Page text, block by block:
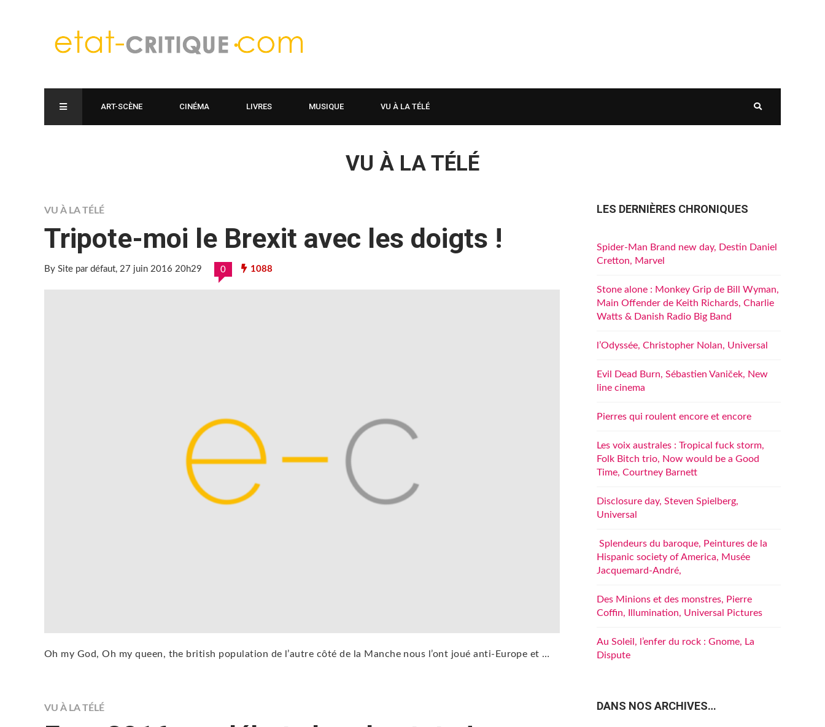
ART-SCÈNE CINÉMA LIVRES MUSIQUE VU À LA TÉLÉ
VU À LA TÉLÉ
VU À LA TÉLÉ
Tripote-moi le Brexit avec les doigts !
By Site par défaut, 27 juin 2016 20h29 0 1088
Oh my God, Oh my queen, the british population de l’autre côté de la Manche nous l’ont joué anti-Europe et …
VU À LA TÉLÉ
LES DERNIÈRES CHRONIQUES
Spider-Man Brand new day, Destin Daniel
Cretton, Marvel
Stone alone : Monkey Grip de Bill Wyman,
Main Offender de Keith Richards, Charlie
Watts & Danish Radio Big Band
l’Odyssée, Christopher Nolan, Universal
Evil Dead Burn, Sébastien Vaniček, New
line cinema
Pierres qui roulent encore et encore
Les voix australes : Tropical fuck storm,
Folk Bitch trio, Now would be a Good
Time, Courtney Barnett
Disclosure day, Steven Spielberg,
Universal
Splendeurs du baroque, Peintures de la
Hispanic society of America, Musée
Jacquemard-André,
Des Minions et des monstres, Pierre
Coffin, Illumination, Universal Pictures
Au Soleil, l’enfer du rock : Gnome, La
Dispute
DANS NOS ARCHIVES…